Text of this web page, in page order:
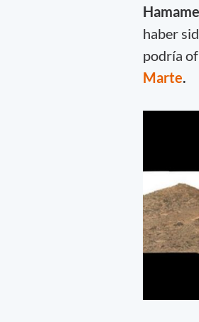
haber
podría
Marte.